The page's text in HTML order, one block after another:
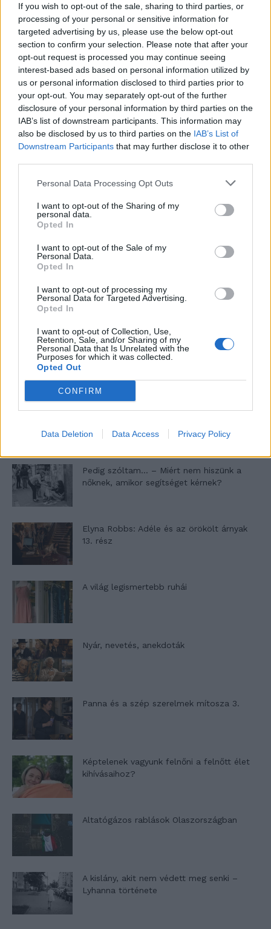
If you wish to opt-out of the sale, sharing to third parties, or
processing of your personal or sensitive information for
targeted advertising by us, please use the below opt-out
section to confirm your selection. Please note that after your
opt-out request is processed you may continue seeing
interest-based ads based on personal information utilized by
us or personal information disclosed to third parties prior to
your opt-out. You may separately opt-out of the further
disclosure of your personal information by third parties on the
IAB’s list of downstream participants. This information may
also be disclosed by us to third parties on the IAB’s List of
Downstream Participants that may further disclose it to other
Personal Data Processing Opt Outs
I want to opt-out of the Sharing of my
personal data.
Opted In
I want to opt-out of the Sale of my
Personal Data.
Opted In
I want to opt-out of processing my
Personal Data for Targeted Advertising.
Opted In
I want to opt-out of Collection, Use,
Retention, Sale, and/or Sharing of my
Personal Data that Is Unrelated with the
Purposes for which it was collected.
Opted Out
CONFIRM
Data Deletion Data Access Privacy Policy
Save my name, email, and website in this browser for the
Notify me of follow-up comments by email.
46,301 Rajongók
13,262 Követő
LEGFRISSEBB
Pedig szóltam… – Miért nem hiszünk a
nőknek, amikor segítséget kérnek?
Elyna Robbs: Adéle és az örökölt árnyak
13. rész
A világ legismertebb ruhái
Nyár, nevetés, anekdoták
Panna és a szép szerelmek mítosza 3.
Képtelenek vagyunk felnőni a felnőtt élet
kihívásaihoz?
Altatógázos rablások Olaszországban
A kislány, akit nem védett meg senki –
Lyhanna története